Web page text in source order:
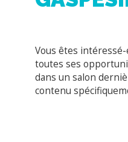
Vous êtes
toutes ses
dans un salon
contenu